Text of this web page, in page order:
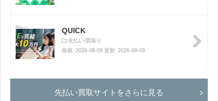
QUICK
先払い/買取り
投稿: 2026-08-09 更新: 2026-08-09
先払い買取サイトをさらに見る